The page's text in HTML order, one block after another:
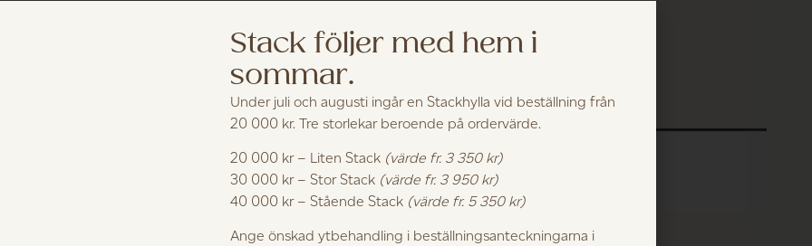
Handlekurven din er tom.
Stack följer med hem i
sommar.
Under juli och augusti ingår en Stackhylla vid beställning från
20 000 kr. Tre storlekar beroende på ordervärde.
20 000 kr – Liten Stack (värde fr. 3 350 kr)
30 000 kr – Stor Stack (värde fr. 3 950 kr)
40 000 kr – Stående Stack (värde fr. 5 350 kr)
Ange önskad ytbehandling i beställningsanteckningarna i